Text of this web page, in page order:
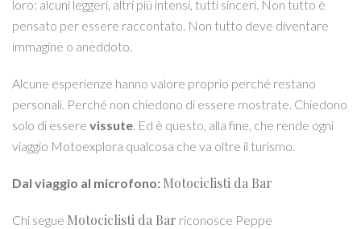
loro: alcuni leggeri, altri più intensi, tutti sinceri. Non tutto è
pensato per essere raccontato. Non tutto deve diventare
immagine o aneddoto.
Alcune esperienze hanno valore proprio perché restano
personali. Perché non chiedono di essere mostrate. Chiedono
solo di essere vissute. Ed è questo, alla fine, che rende ogni
viaggio Motoexplora qualcosa che va oltre il turismo.
Dal viaggio al microfono: Motociclisti da Bar
Chi segue Motociclisti da Bar riconosce Peppe